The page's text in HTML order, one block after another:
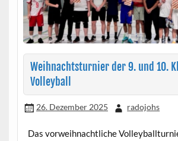
Weihnachtsturnier der 9. und 10.
Volleyball
26. Dezember 2025 radojohs
Das vorweihnachtliche